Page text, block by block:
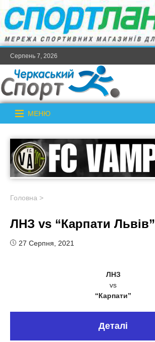
Серпень 7, 2026
МЕНЮ
Головна >
ЛНЗ vs “Карпати Львів”
27 Серпня, 2021
ЛНЗ
vs
“Карпати”
Деталі